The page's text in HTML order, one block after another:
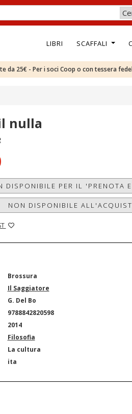
LIBRI SCAFFALI
da 25€ - Per i soci Coop o con tessera
nulla
DISPONIBILE PER IL 'PRENOTA
NON DISPONIBILE
Brossura
Il Saggiatore
G. Del Bo
9788842820598
2014
Filosofia
La cultura
ita